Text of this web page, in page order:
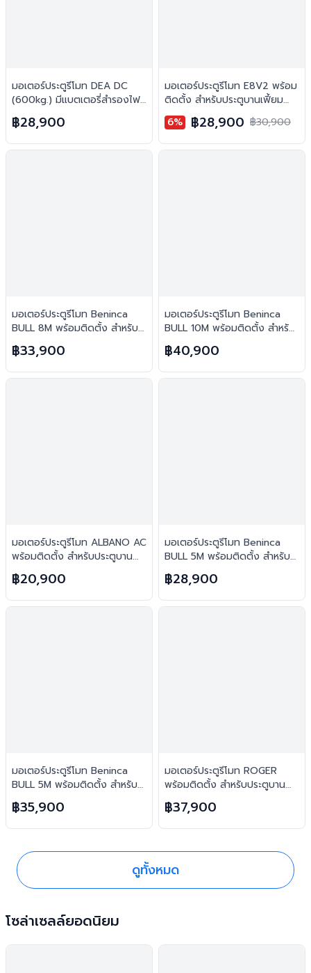
มอเตอร์ประตูรีโมท DEA DC
(600kg.) มีแบตเตอรี่สำรองไฟ
พร้อมติดตั้ง สำหรับประตูบาน
เลื่อน
฿28,900
มอเตอร์ประตูรีโมท E8V2 พร้อม
ติดตั้ง สำหรับประตูบานเฟี้ยม
(2พับ)
6% ฿28,900 ฿30,900
มอเตอร์ประตูรีโมท Beninca
BULL 8M พร้อมติดตั้ง สำหรับ
ประตูบานเลื่อน
฿33,900
มอเตอร์ประตูรีโมท Beninca
BULL 10M พร้อมติดตั้ง สำหรับ
ประตูบานเลื่อน
฿40,900
มอเตอร์ประตูรีโมท ALBANO AC
พร้อมติดตั้ง สำหรับประตูบาน
เลื่อน
฿20,900
มอเตอร์ประตูรีโมท Beninca
BULL 5M พร้อมติดตั้ง สำหรับ
ประตูบานเลื่อน (ตอนเดียว)
฿28,900
มอเตอร์ประตูรีโมท Beninca
BULL 5M พร้อมติดตั้ง สำหรับ
ประตูบานเลื่อน (2ตอน)
฿35,900
มอเตอร์ประตูรีโมท ROGER
พร้อมติดตั้ง สำหรับประตูบาน
เลื่อน
฿37,900
ดูทั้งหมด
โซล่าเซลล์ยอดนิยม